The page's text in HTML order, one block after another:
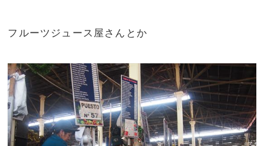
フルーツジュース屋さんとか